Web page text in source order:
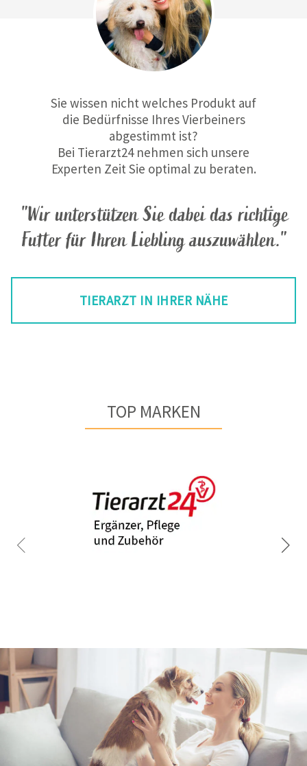
"Wir unterstützen Sie dabei das richtige
Futter für Ihren Liebling auszuwählen."
Sie wissen nicht welches Produkt auf
die Bedürfnisse Ihres Vierbeiners
abgestimmt ist?
Bei Tierarzt24 nehmen sich unsere
Experten Zeit Sie optimal zu beraten.
TIERARZT IN IHRER NÄHE
TOP MARKEN